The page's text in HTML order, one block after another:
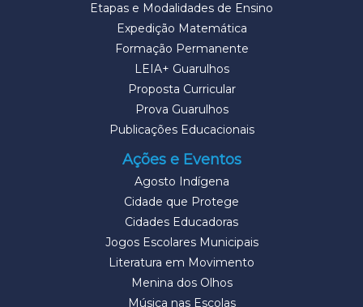
Etapas e Modalidades de Ensino
Expedição Matemática
Formação Permanente
LEIA+ Guarulhos
Proposta Curricular
Prova Guarulhos
Publicações Educacionais
Ações e Eventos
Agosto Indígena
Cidade que Protege
Cidades Educadoras
Jogos Escolares Municipais
Literatura em Movimento
Menina dos Olhos
Música nas Escolas